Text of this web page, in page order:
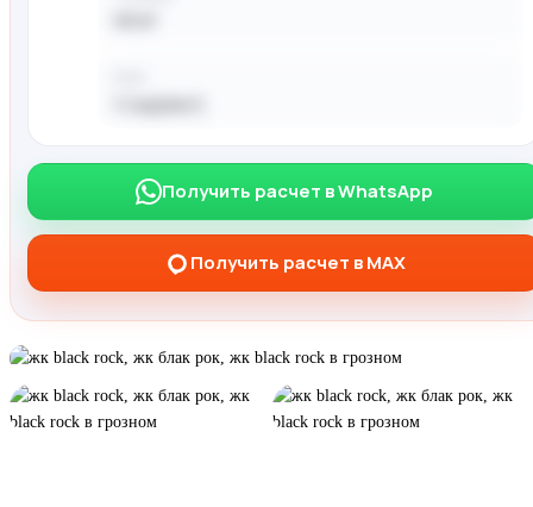
Чтобы получить расчёт — напишите
менеджеру в WhatsApp / MAX
Получить расчет в WhatsApp
Получить расчет в MAX